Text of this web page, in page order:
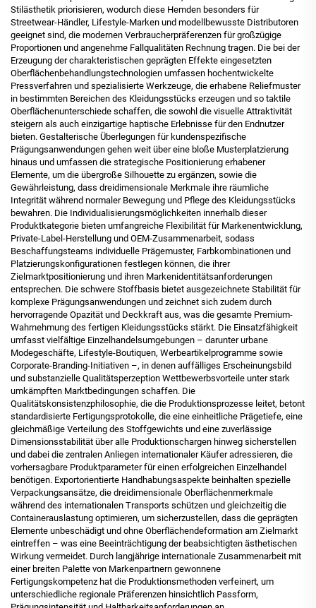
Stilästhetik priorisieren, wodurch diese Hemden besonders für
Streetwear-Händler, Lifestyle-Marken und modellbewusste Distributoren
geeignet sind, die modernen Verbraucherpräferenzen für großzügige
Proportionen und angenehme Fallqualitäten Rechnung tragen. Die bei der
Erzeugung der charakteristischen geprägten Effekte eingesetzten
Oberflächenbehandlungstechnologien umfassen hochentwickelte
Pressverfahren und spezialisierte Werkzeuge, die erhabene Reliefmuster
in bestimmten Bereichen des Kleidungsstücks erzeugen und so taktile
Oberflächenunterschiede schaffen, die sowohl die visuelle Attraktivität
steigern als auch einzigartige haptische Erlebnisse für den Endnutzer
bieten. Gestalterische Überlegungen für kundenspezifische
Prägungsanwendungen gehen weit über eine bloße Musterplatzierung
hinaus und umfassen die strategische Positionierung erhabener
Elemente, um die übergroße Silhouette zu ergänzen, sowie die
Gewährleistung, dass dreidimensionale Merkmale ihre räumliche
Integrität während normaler Bewegung und Pflege des Kleidungsstücks
bewahren. Die Individualisierungsmöglichkeiten innerhalb dieser
Produktkategorie bieten umfangreiche Flexibilität für Markenentwicklung,
Private-Label-Herstellung und OEM-Zusammenarbeit, sodass
Beschaffungsteams individuelle Prägemuster, Farbkombinationen und
Platzierungskonfigurationen festlegen können, die ihrer
Zielmarktpositionierung und ihren Markenidentitätsanforderungen
entsprechen. Die schwere Stoffbasis bietet ausgezeichnete Stabilität für
komplexe Prägungsanwendungen und zeichnet sich zudem durch
hervorragende Opazität und Deckkraft aus, was die gesamte Premium-
Wahrnehmung des fertigen Kleidungsstücks stärkt. Die Einsatzfähigkeit
umfasst vielfältige Einzelhandelsumgebungen – darunter urbane
Modegeschäfte, Lifestyle-Boutiquen, Werbeartikelprogramme sowie
Corporate-Branding-Initiativen –, in denen auffälliges Erscheinungsbild
und substanzielle Qualitätsperzeption Wettbewerbsvorteile unter stark
umkämpften Marktbedingungen schaffen. Die
Qualitätskonsistenzphilosophie, die die Produktionsprozesse leitet, betont
standardisierte Fertigungsprotokolle, die eine einheitliche Prägetiefe, eine
gleichmäßige Verteilung des Stoffgewichts und eine zuverlässige
Dimensionsstabilität über alle Produktionschargen hinweg sicherstellen
und dabei die zentralen Anliegen internationaler Käufer adressieren, die
vorhersagbare Produktparameter für einen erfolgreichen Einzelhandel
benötigen. Exportorientierte Handhabungsaspekte beinhalten spezielle
Verpackungsansätze, die dreidimensionale Oberflächenmerkmale
während des internationalen Transports schützen und gleichzeitig die
Containerauslastung optimieren, um sicherzustellen, dass die geprägten
Elemente unbeschädigt und ohne Oberflächendeformation am Zielmarkt
eintreffen – was eine Beeinträchtigung der beabsichtigten ästhetischen
Wirkung vermeidet. Durch langjährige internationale Zusammenarbeit mit
einer breiten Palette von Markenpartnern gewonnene
Fertigungskompetenz hat die Produktionsmethoden verfeinert, um
unterschiedliche regionale Präferenzen hinsichtlich Passform,